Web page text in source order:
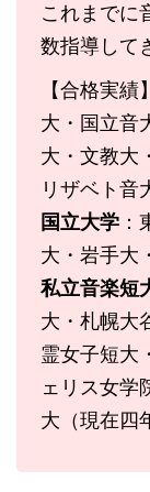
これまでに
数指導して
【合格実績】
大・国立音
大・文教大
リザベト音
国立大学
大・岩手大
私立音楽短
大・札幌大
霊女子短大
ェリス女学
大（現在四